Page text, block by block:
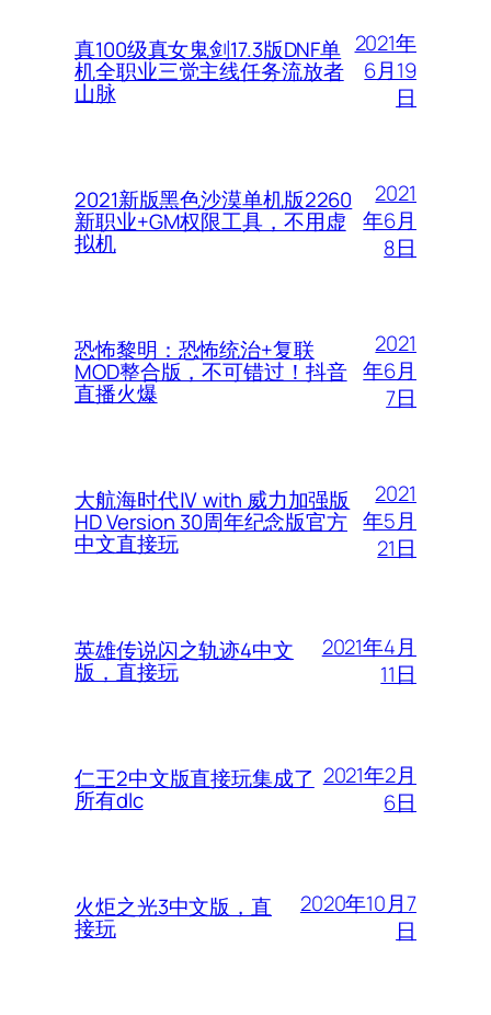
真100级真女鬼剑17.3版DNF单
机全职业三觉主线任务流放者
山脉
2021年
6月19
日
2021新版黑色沙漠单机版2260
新职业+GM权限工具，不用虚
拟机
2021
年6月
8日
恐怖黎明：恐怖统治+复联
MOD整合版，不可错过！抖音
直播火爆
2021
年6月
7日
大航海时代Ⅳ with 威力加强版
HD Version 30周年纪念版官方
中文直接玩
2021
年5月
21日
英雄传说闪之轨迹4中文
版，直接玩
2021年4月
11日
仁王2中文版直接玩集成了
所有dlc
2021年2月
6日
火炬之光3中文版，直
接玩
2020年10月7
日